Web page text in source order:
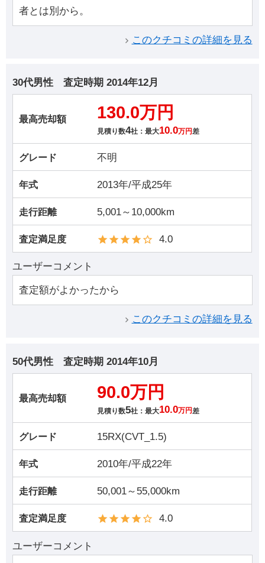
者とは別から。
このクチコミの詳細を見る
30代男性 査定時期 2014年12月
最高売却額 130.0万円
見積り数4社：最大10.0万円差
グレード 不明
年式 2013年/平成25年
走行距離 5,001～10,000km
査定満足度 4.0
ユーザーコメント
査定額がよかったから
このクチコミの詳細を見る
50代男性 査定時期 2014年10月
最高売却額 90.0万円
見積り数5社：最大10.0万円 差
グレード 15RX(CVT_1.5)
年式 2010年/平成22年
走行距離 50,001～55,000km
査定満足度 4.0
ユーザーコメント